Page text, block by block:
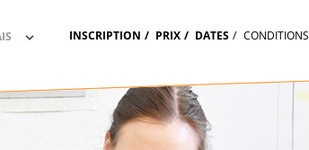
INSCRIPTION PRIX DATES CONDITIONS